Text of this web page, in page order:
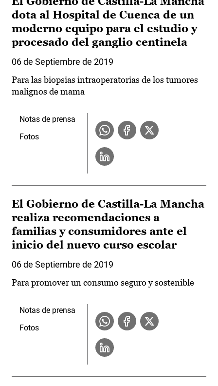
dota al Hospital de Cuenca de un
moderno equipo para el estudio y
procesado del ganglio centinela
06 de Septiembre de 2019
Para las biopsias intraoperatorias de los tumores
malignos de mama
Notas de prensa
Fotos
El Gobierno de Castilla-La Mancha
realiza recomendaciones a
familias y consumidores ante el
inicio del nuevo curso escolar
06 de Septiembre de 2019
Para promover un consumo seguro y sostenible
Notas de prensa
Fotos